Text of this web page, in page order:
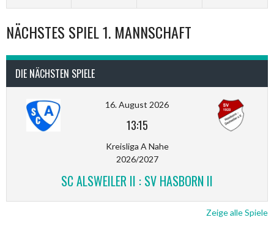
NÄCHSTES SPIEL 1. MANNSCHAFT
DIE NÄCHSTEN SPIELE
16. August 2026
13:15
Kreisliga A Nahe
2026/2027
SC ALSWEILER II : SV HASBORN II
Zeige alle Spiele